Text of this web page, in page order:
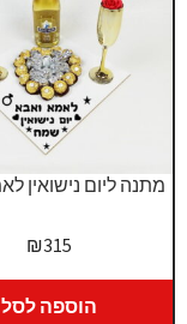
מתנה ליום נישואין
₪315
הוספה לסל